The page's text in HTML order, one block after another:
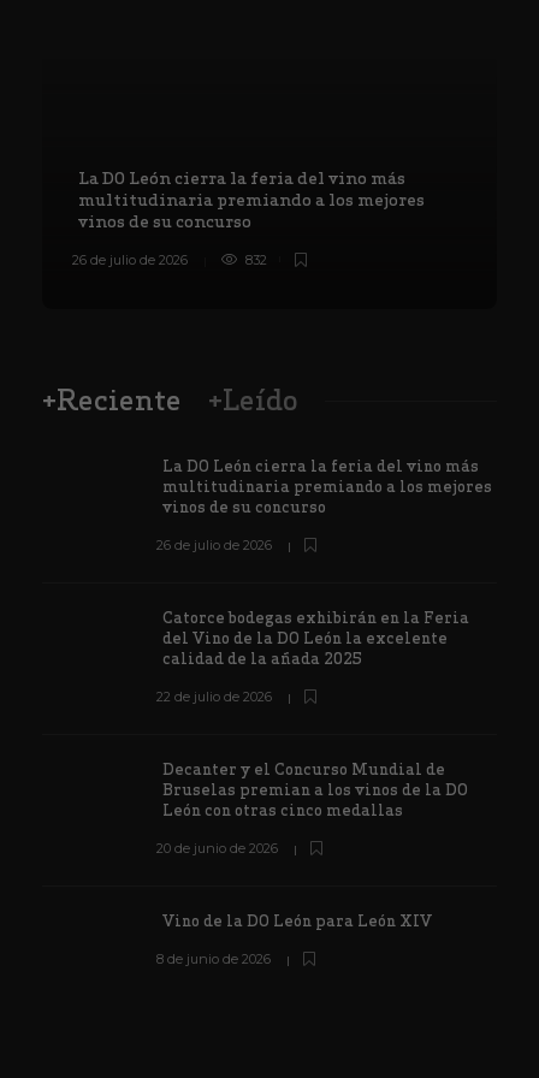
La DO León cierra la feria del vino más
multitudinaria premiando a los mejores
vinos de su concurso
26 de julio de 2026 832
+Reciente +Leído
La DO León cierra la feria del vino más
multitudinaria premiando a los mejores
vinos de su concurso
26 de julio de 2026
Catorce bodegas exhibirán en la Feria
del Vino de la DO León la excelente
calidad de la añada 2025
22 de julio de 2026
Decanter y el Concurso Mundial de
Bruselas premian a los vinos de la DO
León con otras cinco medallas
20 de junio de 2026
Vino de la DO León para León XIV
8 de junio de 2026